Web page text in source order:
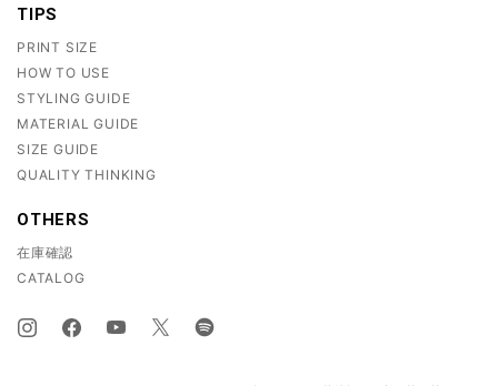
TIPS
PRINT SIZE
HOW TO USE
STYLING GUIDE
MATERIAL GUIDE
SIZE GUIDE
QUALITY THINKING
OTHERS
在庫確認
CATALOG